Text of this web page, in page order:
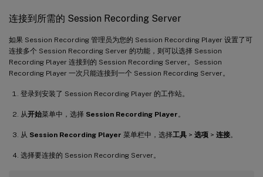
连接到所需的 Session Recording Server
如果 Session Recording 管理员为您的 Session Recording Player 设置了可
连接多个 Session Recording Server 的功能，则可以选择 Session
Recording Player 连接到的 Session Recording Server。Session
Recording Player 一次只能连接到一个 Session Recording Server。
登录到安装了 Session Recording Player 的工作站。
从开始菜单中，选择 Session Recording Player 。
从 Session Recording Player 菜单栏中，选择工具 > 选项 > 连接。
选择要连接的 Session Recording Server。